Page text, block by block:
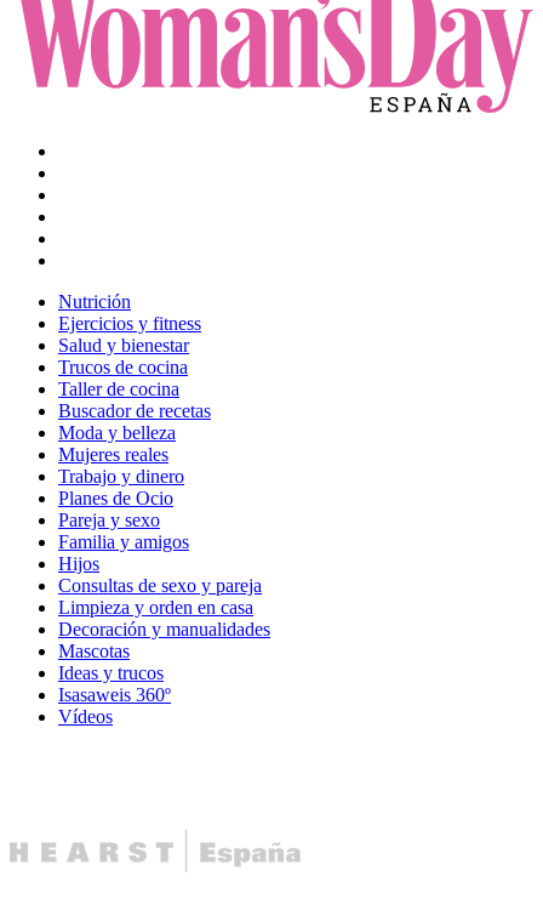
Nutrición
Ejercicios y fitness
Salud y bienestar
Trucos de cocina
Taller de cocina
Buscador de recetas
Moda y belleza
Mujeres reales
Trabajo y dinero
Planes de Ocio
Pareja y sexo
Familia y amigos
Hijos
Consultas de sexo y pareja
Limpieza y orden en casa
Decoración y manualidades
Mascotas
Ideas y trucos
Isasaweis 360º
Vídeos